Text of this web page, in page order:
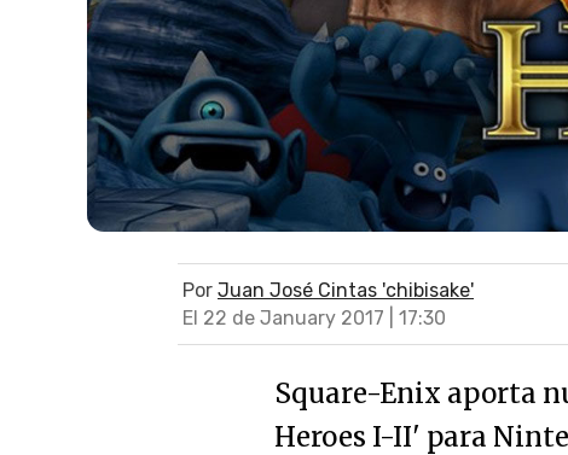
Por Juan José Cintas 'chibisake'
El 22 de January 2017 | 17:30
Square-Enix aporta
Heroes I-II' para